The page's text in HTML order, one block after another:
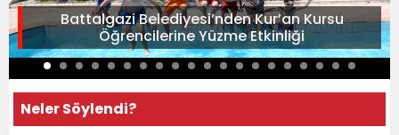
Battalgazi Belediyesi’nden Kur’an Kursu
Öğrencilerine Yüzme Etkinliği
Neler Söylendi?